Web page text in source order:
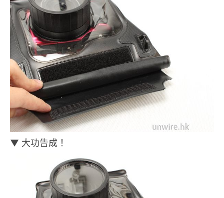
▼ 大功告成！